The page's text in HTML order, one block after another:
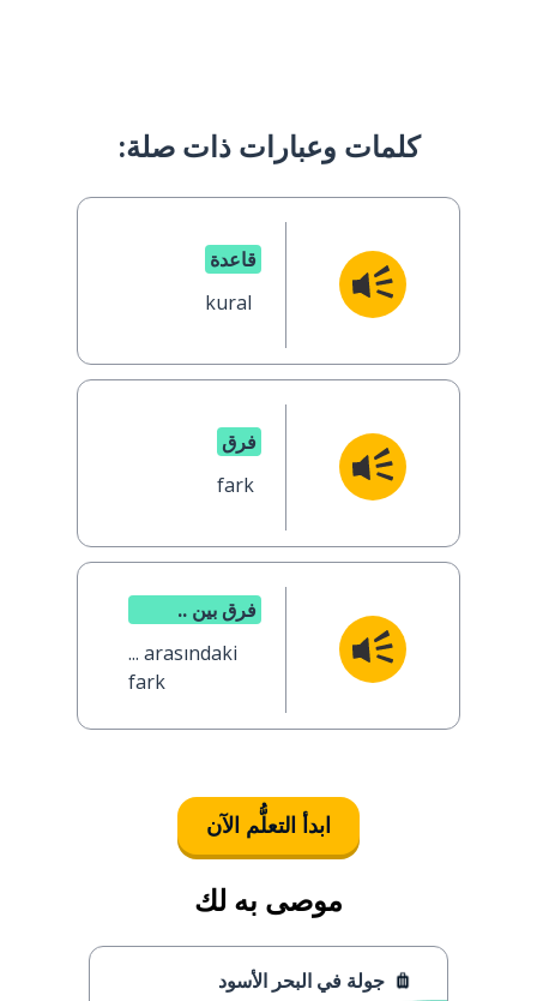
كلمات وعبارات ذات صلة:
قاعدة
kural
فرق
fark
فرق بين ..
... arasındaki
fark
ابدأ التعلُّم الآن
موصى به لك
جولة في البحر الأسود